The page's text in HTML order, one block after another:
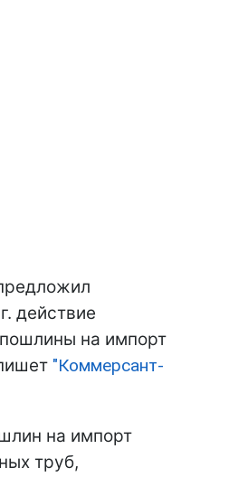
действие
на импорт
"Коммерсант-
на импорт
труб,